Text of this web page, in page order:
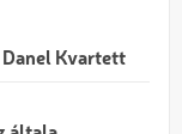
Danel Kvartett